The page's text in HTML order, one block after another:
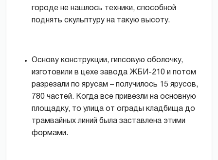
городе не нашлось техники, способной
поднять скульптуру на такую высоту.
Основу конструкции, гипсовую оболочку,
изготовили в цехе завода ЖБИ-210 и потом
разрезали по ярусам – получилось 15 ярусов,
780 частей. Когда все привезли на основную
площадку, то улица от ограды кладбища до
трамвайных линий была заставлена этими
формами.